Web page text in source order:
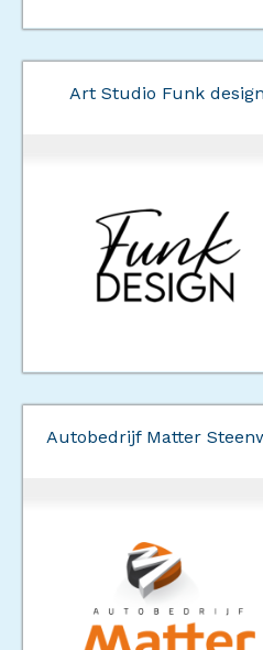
Art Studio Funk design
Autobedrijf Matter